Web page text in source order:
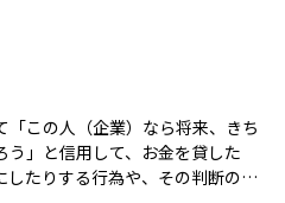
務キャッシュフロー」です。 キ
ば手元にお金が増えている状
いる状態を示します。これを理解
資先の実態を見極めることがで
判断の基礎として役立てられま
「この人（企業）なら将来、きち
う」と信用して、お金を貸した
したりする行為や、その判断のこ